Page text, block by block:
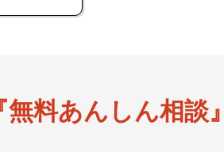
無料あんしん相談』